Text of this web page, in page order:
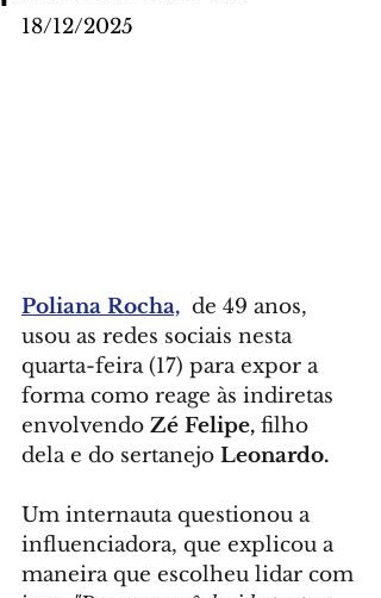
18/12/2025
Poliana Rocha, de 49 anos,
usou as redes sociais nesta
quarta-feira (17) para expor a
forma como reage às indiretas
envolvendo Zé Felipe, filho
dela e do sertanejo Leonardo.
Um internauta questionou a
influenciadora, que explicou a
maneira que escolheu lidar com